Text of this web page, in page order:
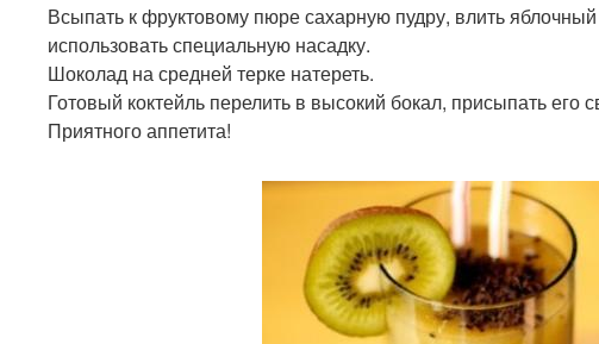
Всыпать к фруктовому пюре сахарную пудру, влить
использовать специальную насадку.
Шоколад на средней терке натереть.
Готовый коктейль перелить в высокий бокал, присыпать его
Приятного аппетита!